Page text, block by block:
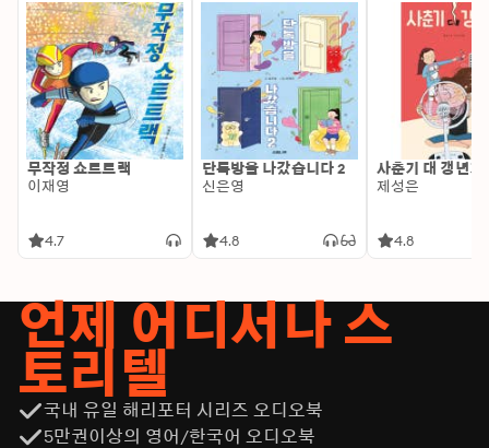
무작정 쇼트트랙
이재영
4.7
단톡방을 나갔습니다 2
신은영
4.8
사춘기 대 갱년기
제성은
4.8
언제 어디서나 스
토리텔
국내 유일 해리포터 시리즈 오디오북
5만권이상의 영어/한국어 오디오북